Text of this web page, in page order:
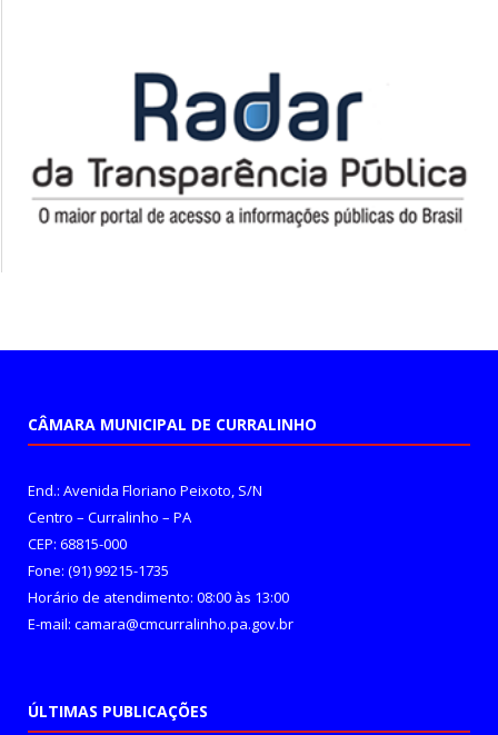
CÂMARA MUNICIPAL DE CURRALINHO
End.: Avenida Floriano Peixoto, S/N
Centro – Curralinho – PA
CEP: 68815-000
Fone: (91) 99215-1735
Horário de atendimento: 08:00 às 13:00
E-mail: camara@cmcurralinho.pa.gov.br
ÚLTIMAS PUBLICAÇÕES